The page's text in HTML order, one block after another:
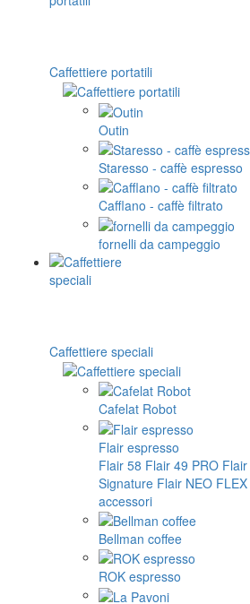
Caffettiere portatili
Outin
Staresso - caffè espresso
Cafflano - caffè filtrato
fornelli da campeggio
Caffettiere speciali
Cafelat Robot
Flair espresso
Flair 58 Flair 49 PRO
Signature Flair NEO FLEX
accessori
Bellman coffee
ROK espresso